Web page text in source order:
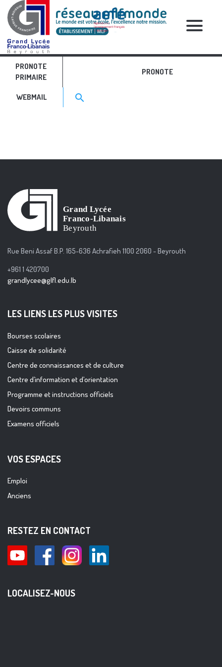
PRONOTE
PRIMAIRE
PRONOTE
WEBMAIL Search for:>
search
RELATIVE POSTS
IMG_9369
Rue Beni Assaf B.P. 165-636 Achrafieh 1100 2060 - Beyrouth
+961 1 420700
grandlycee@glfl.edu.lb
LES LIENS LES PLUS VISITES
Bourses scolaires
Caisse de solidarité
Centre de connaissances et de culture
Centre d’information et d’orientation
Programme et instructions officiels
Devoirs communs
Examens officiels
VOS ESPACES
Emploi
Anciens
RESTEZ EN CONTACT
LOCALISEZ-NOUS